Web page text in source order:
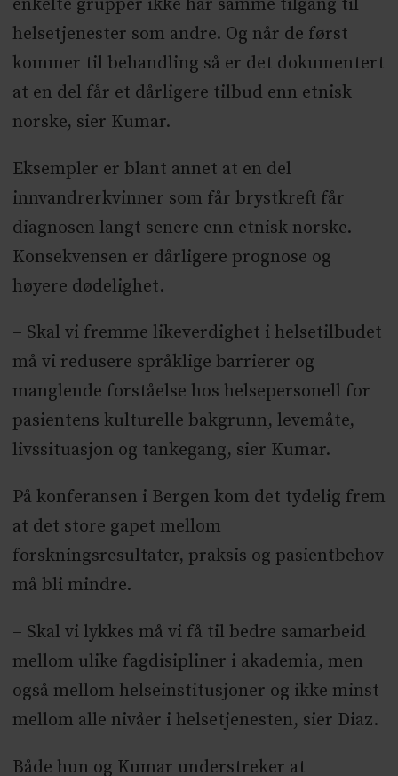
enkelte grupper ikke har samme tilgang til
helsetjenester som andre. Og når de først
kommer til behandling så er det dokumentert
at en del får et dårligere tilbud enn etnisk
norske, sier Kumar.
Eksempler er blant annet at en del
innvandrerkvinner som får brystkreft får
diagnosen langt senere enn etnisk norske.
Konsekvensen er dårligere prognose og
høyere dødelighet.
– Skal vi fremme likeverdighet i helsetilbudet
må vi redusere språklige barrierer og
manglende forståelse hos helsepersonell for
pasientens kulturelle bakgrunn, levemåte,
livssituasjon og tankegang, sier Kumar.
På konferansen i Bergen kom det tydelig frem
at det store gapet mellom
forskningsresultater, praksis og pasientbehov
må bli mindre.
– Skal vi lykkes må vi få til bedre samarbeid
mellom ulike fagdisipliner i akademia, men
også mellom helseinstitusjoner og ikke minst
mellom alle nivåer i helsetjenesten, sier Diaz.
Både hun og Kumar understreker at